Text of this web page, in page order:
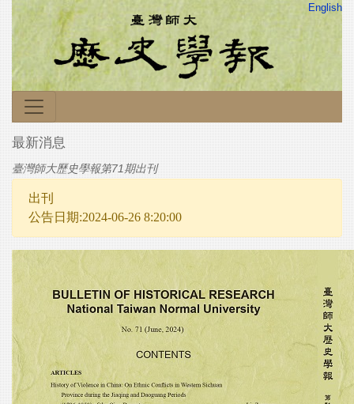
English
最新消息
臺灣師大歷史學報第71期出刊
出刊
公告日期:2024-06-26 8:20:00